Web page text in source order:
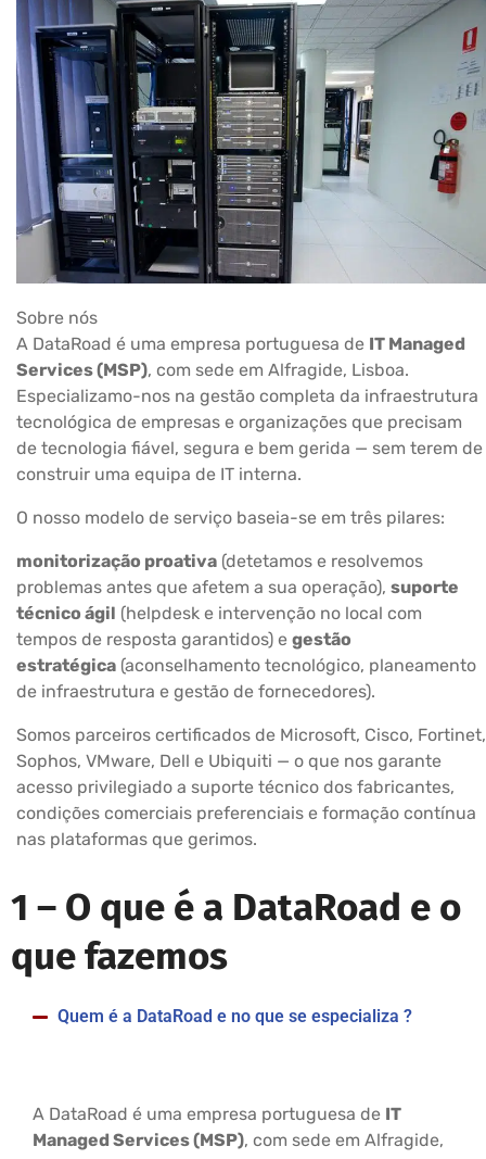
Sobre nós
A DataRoad é uma empresa portuguesa de IT Managed
Services (MSP), com sede em Alfragide, Lisboa.
Especializamo-nos na gestão completa da infraestrutura
tecnológica de empresas e organizações que precisam
de tecnologia fiável, segura e bem gerida — sem terem de
construir uma equipa de IT interna.
O nosso modelo de serviço baseia-se em três pilares:
monitorização proativa (detetamos e resolvemos
problemas antes que afetem a sua operação), suporte
técnico ágil (helpdesk e intervenção no local com
tempos de resposta garantidos) e gestão
estratégica (aconselhamento tecnológico, planeamento
de infraestrutura e gestão de fornecedores).
Somos parceiros certificados de Microsoft, Cisco, Fortinet,
Sophos, VMware, Dell e Ubiquiti — o que nos garante
acesso privilegiado a suporte técnico dos fabricantes,
condições comerciais preferenciais e formação contínua
nas plataformas que gerimos.
1 – O que é a DataRoad e o
que fazemos
Quem é a DataRoad e no que se especializa ?
A DataRoad é uma empresa portuguesa de IT
Managed Services (MSP), com sede em Alfragide,